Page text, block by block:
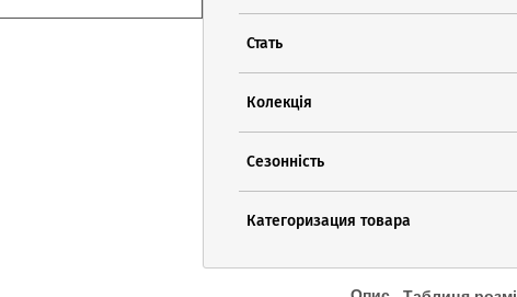
Стать
Колекція
Сезонність
Категоризация товара